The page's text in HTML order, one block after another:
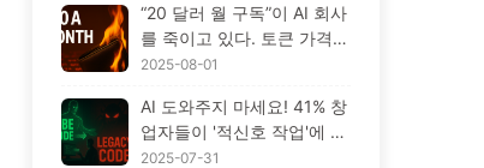
“20 달러 월 구독”이 AI 회사
를 죽이고 있다. 토큰 가격
폭락은 환상일 뿐, AI의 진짜
천천히 배우는 AI164
2025-08-01
AI 도와주지 마세요! 41% 창
업자들이 '적신호 작업'에 집
착, 기술 부족이 직원들을 더
2025-07-31